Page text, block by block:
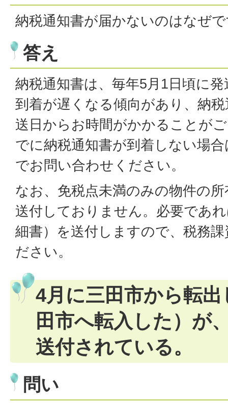
納税通知書が届かないのはなぜ
答え
納税通知書は、毎年5月1日頃に
到着が遅くなる傾向があり、納
送日からお時間がかかることが
でに納税通知書が到着しない場
でお問い合わせください。
なお、免税点未満のみの物件の
送付しておりません。必要であ
細書）を送付しますので、税務
ださい。
4月に三田市から転
田市へ転入した）が
送付されている。
問い